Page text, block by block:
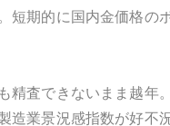
短期的に国内金価格の
精査できないまま越
造業景況感指数が好不